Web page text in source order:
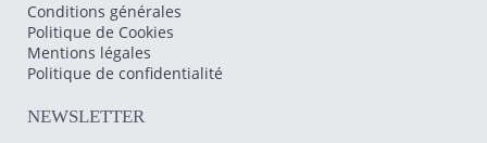
Conditions générales
Politique de Cookies
Mentions légales
Politique de confidentialité
NEWSLETTER